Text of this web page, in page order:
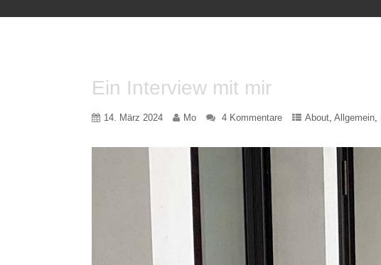
Ein Interview mit mir
14. März 2024 Mo 4 Kommentare About,Allgemein,